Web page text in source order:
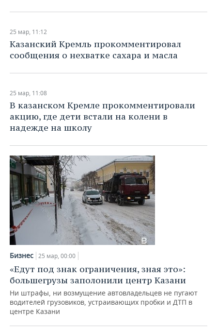
25 мар, 11:12
Казанский Кремль прокомментировал
сообщения о нехватке сахара и масла
25 мар, 11:08
В казанском Кремле прокомментировали
акцию, где дети встали на колени в
надежде на школу
Бизнес 25 мар, 00:00
«Едут под знак ограничения, зная это»:
большегрузы заполонили центр Казани
Ни штрафы, ни возмущение автовладельцев не пугают
водителей грузовиков, устраивающих пробки и ДТП в
центре Казани